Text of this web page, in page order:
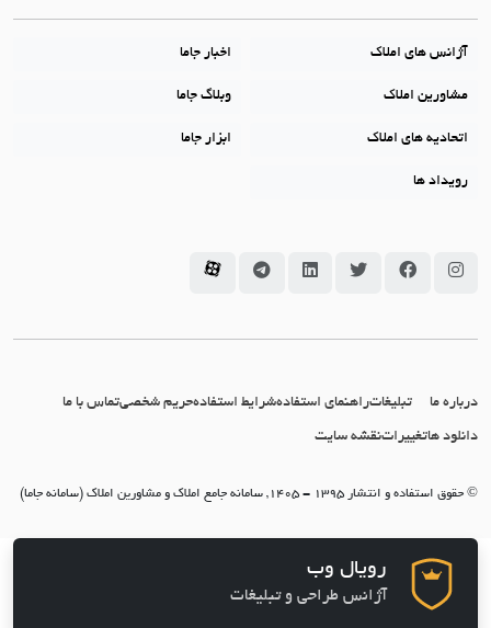
آژانس های املاک اخبار جاما
مشاورین املاک وبلاگ جاما
اتحادیه های املاک ابزار جاما
رویداد ها
سامانه جاما در اینستاگرام
سامانه جاما در فیسبوک
سامانه جاما در توئیتر
سامانه جاما در لینکداین
سامانه جاما در تلگرام
سامانه جاما در آپارات
درباره ما تبلیغاتراهنمای استفادهشرایط استفادهحریم شخصیتماس با ما
دانلود هاتغییراتنقشه سایت
© حقوق استفاده و انتشار 1395 - 1405, سامانه جامع املاک و مشاورین املاک (سامانه جاما)
رویال وب
آژانس طراحی و تبلیغات